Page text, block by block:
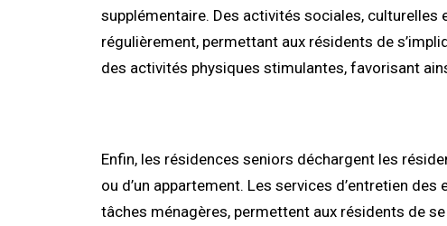
supplémentaire. Des activités sociales,
régulièrement, permettant aux résidents de
des activités physiques stimulantes, favorisant
Enfin, les résidences seniors déchargent les
ou d’un appartement. Les services d’entretien
tâches ménagères, permettent aux résidents de